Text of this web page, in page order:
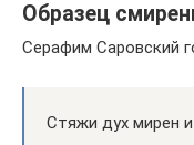
Образец
Серафим Саровский
Стяжи дух мирен и